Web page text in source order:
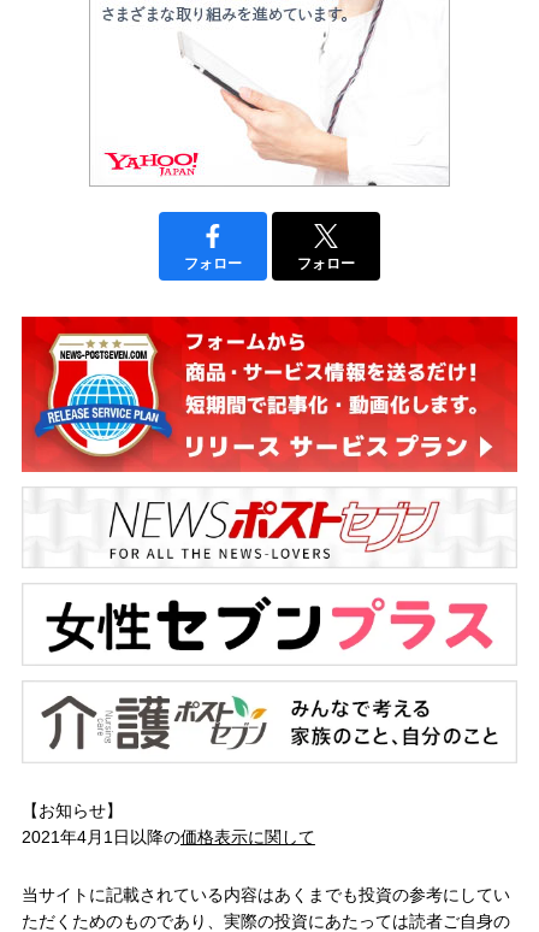
フォロー フォロー
【お知らせ】
2021年4月1日以降の価格表示に関して
当サイトに記載されている内容はあくまでも投資の参考にしてい
ただくためのものであり、実際の投資にあたっては読者ご自身の